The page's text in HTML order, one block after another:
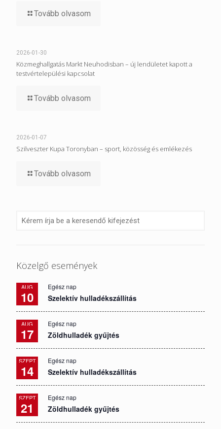
Tovább olvasom
2026-01-30
Közmeghallgatás Markt Neuhodisban – új lendületet kapott a
testvértelepülési kapcsolat
Tovább olvasom
2026-01-07
Szilveszter Kupa Toronyban – sport, közösség és emlékezés
Tovább olvasom
Közelgő események
AUG
10
Egész nap
Szelektív hulladékszállítás
AUG
17
Egész nap
Zöldhulladék gyűjtés
SZEPT
14
Egész nap
Szelektív hulladékszállítás
SZEPT
21
Egész nap
Zöldhulladék gyűjtés